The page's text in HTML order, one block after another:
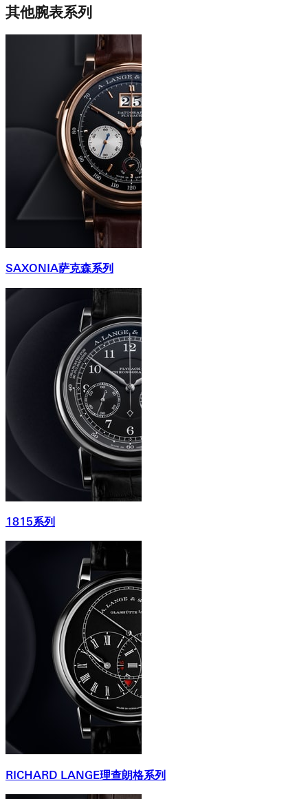
其他腕表系列
SAXONIA萨克森系列
1815系列
RICHARD LANGE理查朗格系列